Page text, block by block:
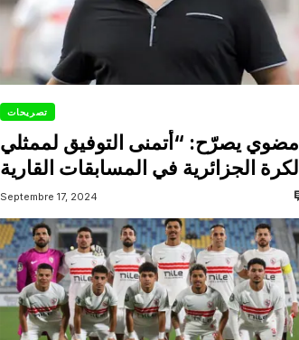
تصريحات
مضوي يصرّح: “أتمنى التوفيق لممثلي
Septembre 17, 2024